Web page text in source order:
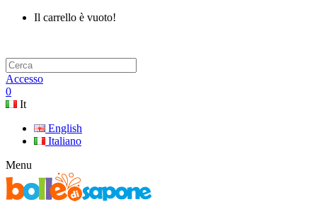
Il carrello è vuoto!
Accesso
0
It
English
Italiano
Menu